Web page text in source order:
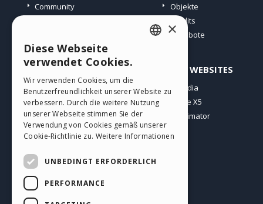
Community
Objekte
Credits
Angebote
PROFIL
Meine Beiträge
Meine Lizenz
Download
Webhosting
ANDERE WEBSITES
Incomedia
WebSite X5
WebAnimator
GERMAN
SPANISH
PORTUGUESE
×
Diese Webseite
verwendet Cookies.
Wir verwenden Cookies, um die
Benutzerfreundlichkeit unserer Website zu
verbessern. Durch die weitere Nutzung
unserer Webseite stimmen Sie der
Verwendung von Cookies gemäß unserer
Cookie-Richtlinie zu. Weitere Informationen
UNBEDINGT ERFORDERLICH
PERFORMANCE